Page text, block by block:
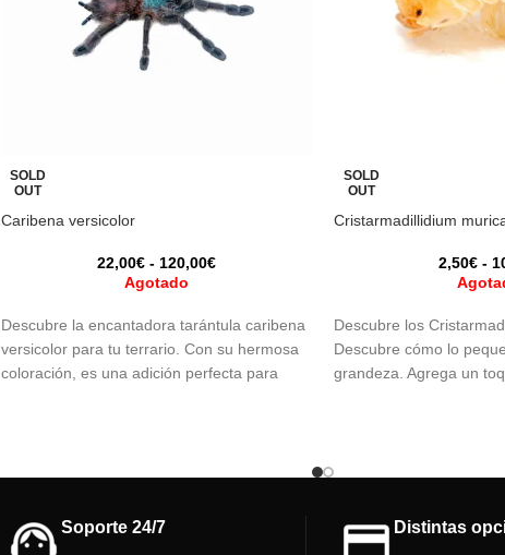
SOLD
OUT
Caribena versicolor
22,00€ - 120,00€
Agotado
Descubre la encantadora tarántula caribena
versicolor para tu terrario. Con su hermosa
coloración, es una adición perfecta para
SOLD
OUT
Cristarmadillidium
2,50€ -
Descubre los
Descubre cómo lo
grandeza. Agrega un
Soporte 24/7 Distintas